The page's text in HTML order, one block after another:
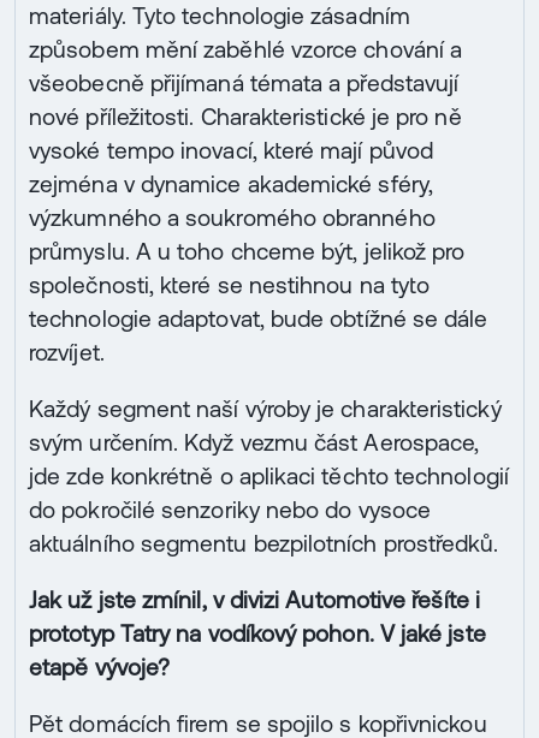
materiály. Tyto technologie zásadním
způsobem mění zaběhlé vzorce chování a
všeobecně přijímaná témata a představují
nové příležitosti. Charakteristické je pro ně
vysoké tempo inovací, které mají původ
zejména v dynamice akademické sféry,
výzkumného a soukromého obranného
průmyslu. A u toho chceme být, jelikož pro
společnosti, které se nestihnou na tyto
technologie adaptovat, bude obtížné se dále
rozvíjet.
Každý segment naší výroby je charakteristický
svým určením. Když vezmu část Aerospace,
jde zde konkrétně o aplikaci těchto technologií
do pokročilé senzoriky nebo do vysoce
aktuálního segmentu bezpilotních prostředků.
Jak už jste zmínil, v divizi Automotive řešíte i
prototyp Tatry na vodíkový pohon. V jaké jste
etapě vývoje?
Pět domácích firem se spojilo s kopřivnickou